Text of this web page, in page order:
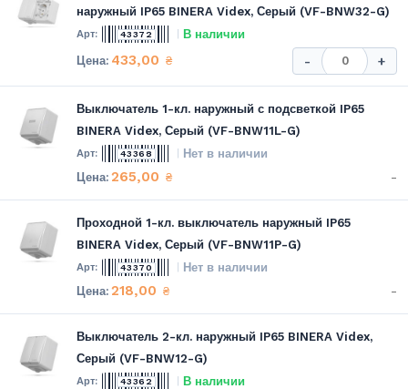
наружный IP65 BINERA Videx, Серый (VF-BNW32-G)
43372 В наличии
433,00 ₴ - +
Выключатель 1-кл. наружный с подсветкой IP65
BINERA Videx, Серый (VF-BNW11L-G)
43368 Нет в наличии
265,00 ₴ -
Проходной 1-кл. выключатель наружный IP65
BINERA Videx, Серый (VF-BNW11P-G)
43370 Нет в наличии
218,00 ₴ -
Выключатель 2-кл. наружный IP65 BINERA Videx,
Серый (VF-BNW12-G)
43362 В наличии